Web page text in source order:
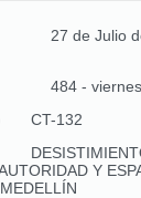
27 de Julio
484 -
CT-132
Y